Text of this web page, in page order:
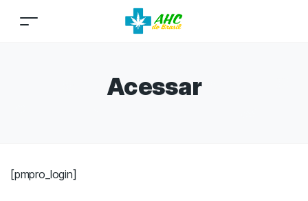
Acessar
[pmpro_login]